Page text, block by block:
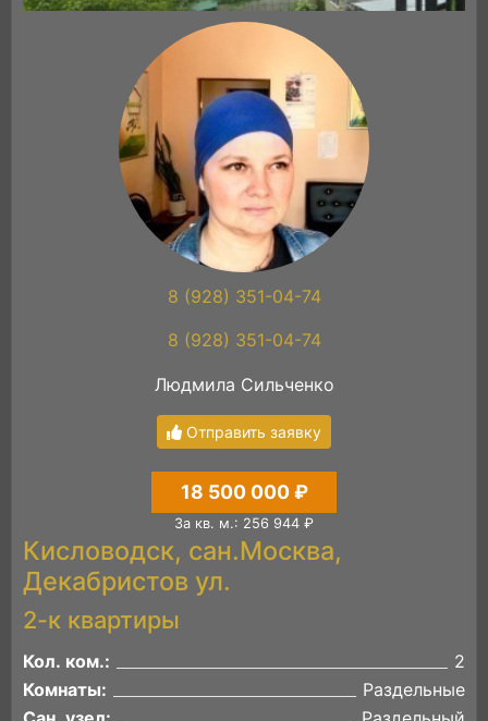
8 (928) 351-04-74
8 (928) 351-04-74
Людмила Сильченко
Отправить заявку
18 500 000 ₽
За кв. м.: 256 944 ₽
Кисловодск, сан.Москва,
Декабристов ул.
2-к квартиры
Кол. ком.:
2
Комнаты:
Раздельные